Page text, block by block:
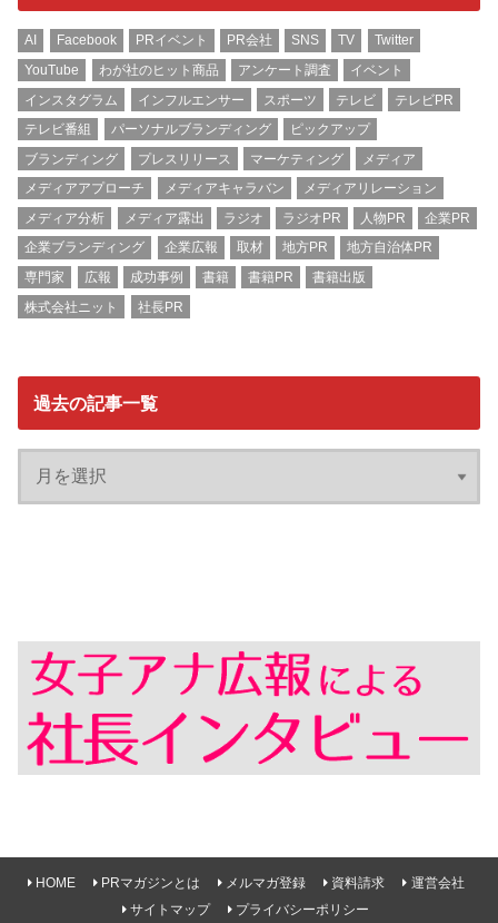
AI Facebook PRイベント PR会社 SNS TV
Twitter
YouTube
わが社のヒット商品 アンケート調査
イベント
インスタグラム
インフルエンサー スポーツ テレビ
テレビPR
テレビ番組
パーソナルブランディング
ピックアップ
ブランディング
プレスリリース マーケティング
メディア
メディアアプローチ
メディアキャラバン
メディアリレーション
メディア分析
メディア露出 ラジオ ラジオPR 人物PR
企業PR
企業ブランディング
企業広報 取材 地方PR
地方自治体PR
専門家
広報 成功事例 書籍 書籍PR
書籍出版
株式会社ニット
社長PR
過去の記事一覧
HOME PRマガジンとは メルマガ登録 資料請求
運営会社
サイトマップ
プライバシーポリシー